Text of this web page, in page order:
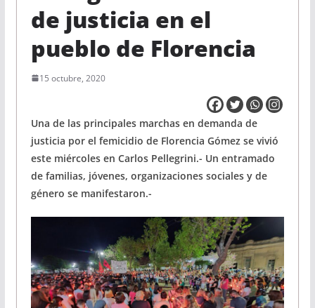
de justicia en el
pueblo de Florencia
15 octubre, 2020
Una de las principales marchas en demanda de
justicia por el femicidio de Florencia Gómez se vivió
este miércoles en Carlos Pellegrini.- Un entramado
de familias, jóvenes, organizaciones sociales y de
género se manifestaron.-